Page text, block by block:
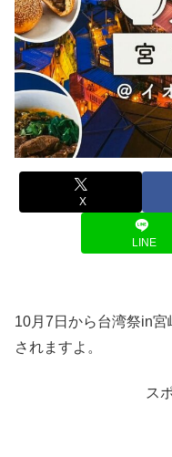
X
LINE
10月7日から台湾祭in
されますよ。
ス